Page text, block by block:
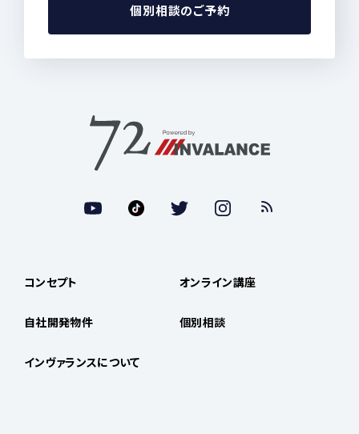
個別相談のご予約
コンセプト
自社開発物件
インヴァランスについて
オンライン講座
個別相談